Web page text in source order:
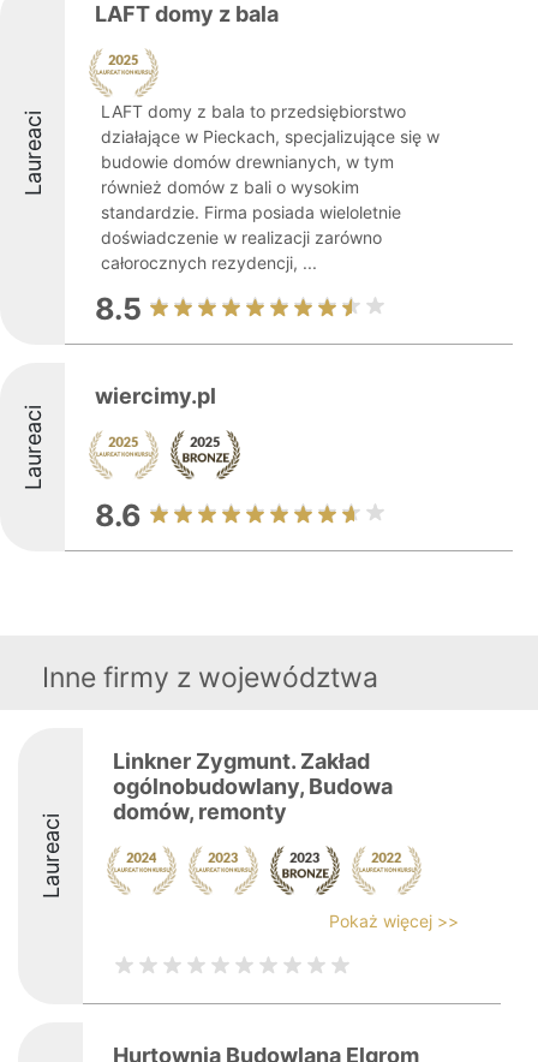
Laureaci
LAFT domy z bala
LAFT domy z bala to przedsiębiorstwo
działające w Pieckach, specjalizujące się w
budowie domów drewnianych, w tym
również domów z bali o wysokim
standardzie. Firma posiada wieloletnie
doświadczenie w realizacji zarówno
całorocznych rezydencji, ...
8.5
Laureaci
wiercimy.pl
8.6
Inne firmy z województwa
Laureaci
Linkner Zygmunt. Zakład
ogólnobudowlany, Budowa
domów, remonty
Pokaż więcej >>
Hurtownia Budowlana Elgrom